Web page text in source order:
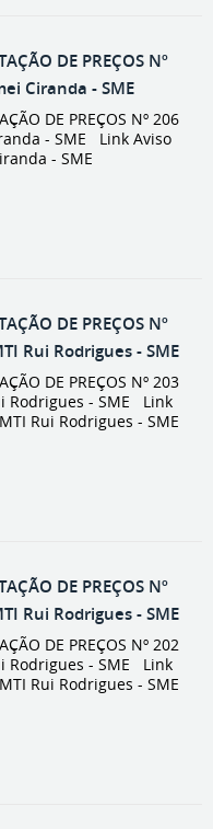
DE PREÇOS Nº
Ciranda - SME
DE PREÇOS Nº 206
- SME Link Aviso
- SME
DE PREÇOS Nº
Rui Rodrigues - SME
DE PREÇOS Nº 203
Rodrigues - SME Link
Rui Rodrigues - SME
DE PREÇOS Nº
Rui Rodrigues - SME
DE PREÇOS Nº 202
Rodrigues - SME Link
Rui Rodrigues - SME